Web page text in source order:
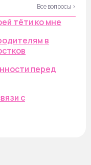
Все вопросы ›
тёти ко мне
в
перед
с